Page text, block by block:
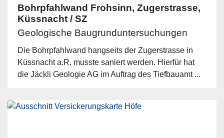
Bohrpfahlwand Frohsinn, Zugerstrasse,
Küssnacht / SZ
Geologische Baugrunduntersuchungen
Die Bohrpfahlwand hangseits der Zugerstrasse in
Küssnacht a.R. musste saniert werden. Hierfür hat
die Jäckli Geologie AG im Auftrag des Tiefbauamt ...